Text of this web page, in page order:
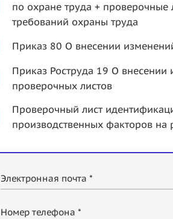
по охране труда +
требований охраны труда
Приказ 80 О внесении
Приказ Роструда 19 О
проверочных листов
Проверочный лист
производственных факторов на
Электронная почта *
Номер телефона *